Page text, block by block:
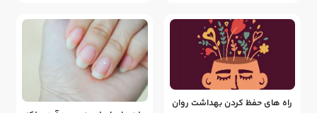
راه های حفظ کردن بهداشت روان